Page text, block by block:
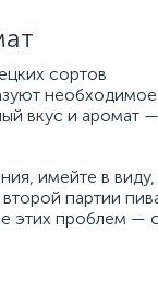
сортов
необходимое
вкус и аромат —
имейте в виду,
партии
этих проблем —